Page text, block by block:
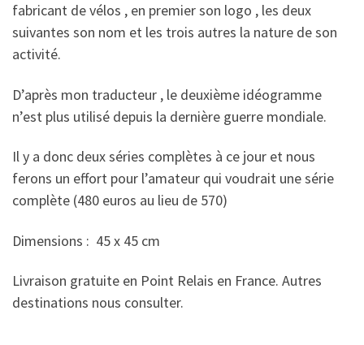
fabricant de vélos , en premier son logo , les deux
suivantes son nom et les trois autres la nature de son
activité.
D’après mon traducteur , le deuxième idéogramme
n’est plus utilisé depuis la dernière guerre mondiale.
Il y a donc deux séries complètes à ce jour et nous
ferons un effort pour l’amateur qui voudrait une série
complète (480 euros au lieu de 570)
Dimensions : 45 x 45 cm
Livraison gratuite en Point Relais en France. Autres
destinations nous consulter.